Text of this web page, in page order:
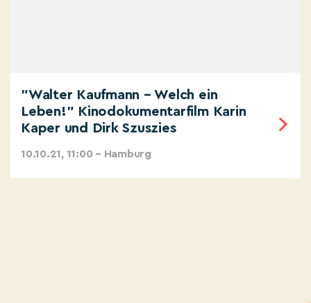
"Walter Kaufmann – Welch ein
Leben!" Kinodokumentarfilm Karin
Kaper und Dirk Szuszies
10.10.21, 11:00 – Hamburg